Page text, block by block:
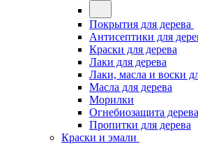
Покрытия для дерева
Антисептики для
Краски для дерева
Лаки для дерева
Лаки, масла и воски
Масла для дерева
Морилки
Огнебиозащита дерева
Пропитки для дерева
Краски и эмали